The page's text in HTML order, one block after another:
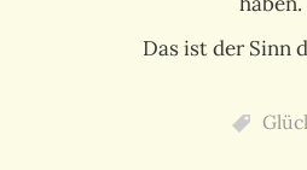
Das ist der Sinn